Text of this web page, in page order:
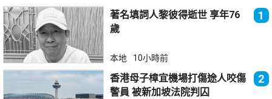
著名填詞人黎彼得逝世 享年76
歲
1
本地 10小時前
香港母子樟宜機場打傷途人咬傷
警員 被新加坡法院判囚
2